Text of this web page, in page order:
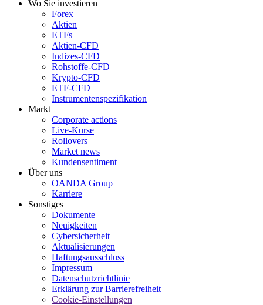
Wo Sie investieren
Forex
Aktien
ETFs
Aktien-CFD
Indizes-CFD
Rohstoffe-CFD
Krypto-CFD
ETF-CFD
Instrumentenspezifikation
Markt
Corporate actions
Live-Kurse
Rollovers
Market news
Kundensentiment
Über uns
OANDA Group
Karriere
Sonstiges
Dokumente
Neuigkeiten
Cybersicherheit
Aktualisierungen
Haftungsausschluss
Impressum
Datenschutzrichtlinie
Erklärung zur Barrierefreiheit
Cookie-Einstellungen